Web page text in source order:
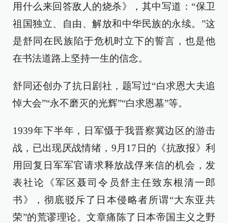
用什么来回答敌人的烧杀》，其中写道：“保卫
祖国独立、自由、解放和中华民族的永续。”这
是舒同在民族陷于危机时立下的誓言，也是他
在书法道路上坚持一生的信念。
舒同还创办了抗日剧社，题写过“白求恩大夫追
悼大会”“永不磨灭的光辉”“白求恩墓”等。
1939年下半年，日军慑于我晋察冀边区的游击
战，已出现厌战情绪，9月17日的《抗敌报》利
用回复日军军官请求释放战俘来信的机会，发
表社论《军区聂司令员舒主任致东根清一郎
书》，彻底驳斥了日本侵略者所谓“大东亚共
荣”的荒谬理论。文章痛陈了日本帝国主义之野